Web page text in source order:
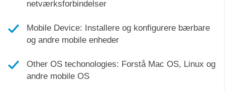
netværksforbindelser
Mobile Device: Installere og konfigurere bærbare
og andre mobile enheder
Other OS techonologies: Forstå Mac OS, Linux og
andre mobile OS